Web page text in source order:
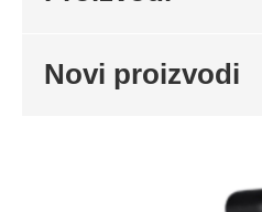
Novi proizvodi